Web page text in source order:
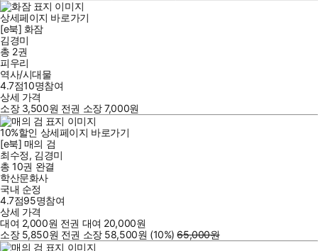
상세페이지 바로가기
[e북] 화잠
김경미
총 2권
피우리
역사/시대물
4.7점10명참여
상세 가격
소장 3,500원 전권 소장7,000원
10%할인 상세페이지 바로가기
[e북] 매의 검
최수정, 김경미
총 10권 완결
학산문화사
국내 순정
4.7점95명참여
상세 가격
대여 2,000원 전권 대여 20,000원
소장 5,850원 전권 소장 58,500원 (10%) 65,000원